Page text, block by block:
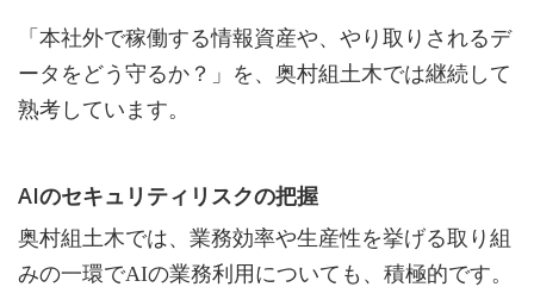
「本社外で稼働する情報資産や、やり取りされるデ
ータをどう守るか？」を、奥村組土木では継続して
熟考しています。
AIのセキュリティリスクの把握
奥村組土木では、業務効率や生産性を挙げる取り組
みの一環でAIの業務利用についても、積極的です。